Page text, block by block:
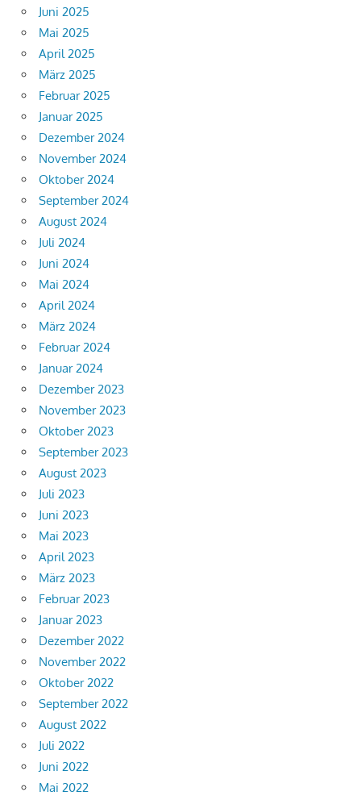
Juni 2025
Mai 2025
April 2025
März 2025
Februar 2025
Januar 2025
Dezember 2024
November 2024
Oktober 2024
September 2024
August 2024
Juli 2024
Juni 2024
Mai 2024
April 2024
März 2024
Februar 2024
Januar 2024
Dezember 2023
November 2023
Oktober 2023
September 2023
August 2023
Juli 2023
Juni 2023
Mai 2023
April 2023
März 2023
Februar 2023
Januar 2023
Dezember 2022
November 2022
Oktober 2022
September 2022
August 2022
Juli 2022
Juni 2022
Mai 2022